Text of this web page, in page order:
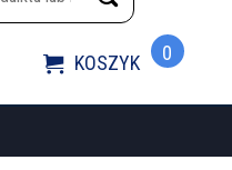
 KOSZYK 0